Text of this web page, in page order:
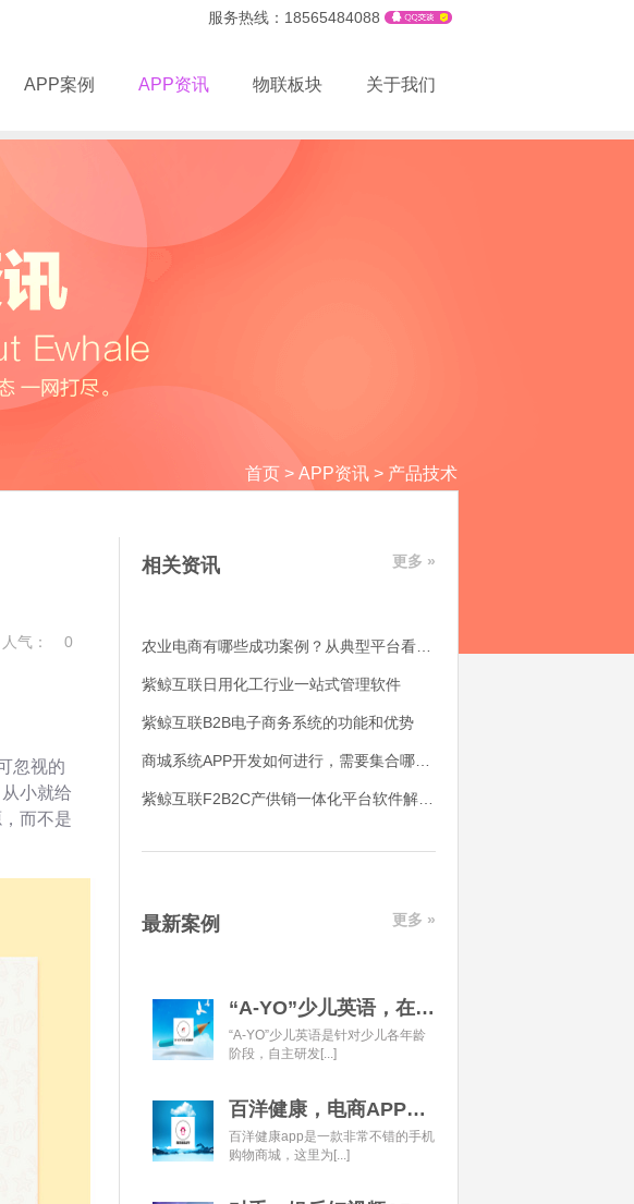
服务热线：18565484088
APP案例 APP资讯 物联板块 关于我们
首页 > APP资讯 > 产品技术
人气： 0
忽视的
小就给
而不是
相关资讯 更多 »
紫鲸互联日用化工行业一站式管理软件
紫鲸互联B2B电子商务系统的功能和优势
最新案例 更多 »
“A-YO”少儿英语，在线语言学习平台开发经典案例
“A-YO”少儿英语是针对少儿各年龄
阶段，自主研发[...]
百洋健康，电商APP开发经典案例
百洋健康app是一款非常不错的手机
购物商城，这里为[...]